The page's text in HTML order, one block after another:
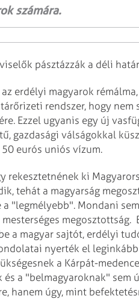
számára.
pásztázzák a déli
erdélyi magyarok
rendszer, hogy
Ezzel ugyanis egy új
gazdasági válságokkal
eurós uniós vízum.
rekesztetnének ki
tehát a magyarság
"legmélyebb". Mondani
megosztottság.
a magyar sajtót, erdélyi
nyerték el
a Kárpát-
és a "belmagyaroknak"
hanem úgy, mint